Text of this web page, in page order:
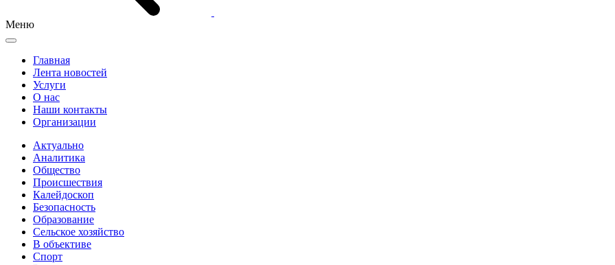
Меню
Главная
Лента новостей
Услуги
О нас
Наши контакты
Организации
Актуально
Аналитика
Общество
Происшествия
Калейдоскоп
Безопасность
Образование
Сельское хозяйство
В объективе
Спорт